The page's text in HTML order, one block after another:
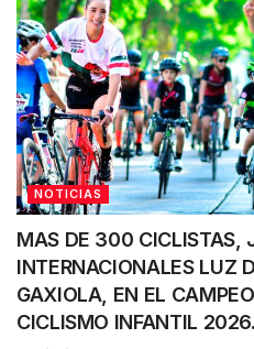
NOTICIAS
MAS DE 300 CICLISTAS,
INTERNACIONALES LUZ
GAXIOLA, EN EL
CICLISMO INFANTIL 2026.